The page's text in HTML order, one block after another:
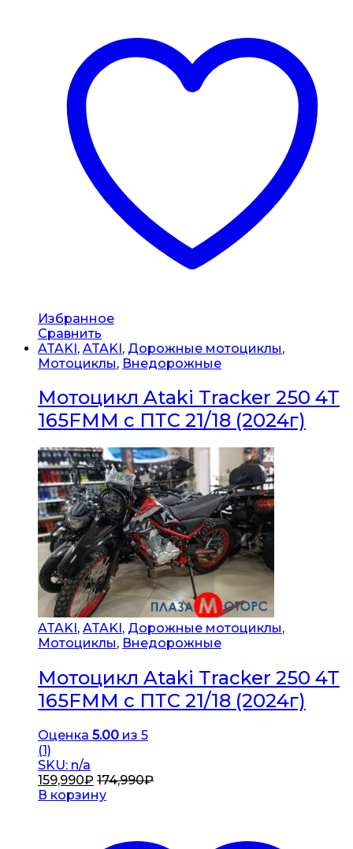
Избранное
Сравнить
ATAKI, ATAKI, Дорожные мотоциклы,
Мотоциклы, Внедорожные
Мотоцикл Ataki Tracker 250 4T
165FMM с ПТС 21/18 (2024г)
ATAKI , ATAKI , Дорожные мотоциклы,
Мотоциклы, Внедорожные
Мотоцикл Ataki Tracker 250 4T
165FMM с ПТС 21/18 (2024г)
Оценка 5.00 из 5
(1)
SKU: n/a
159,990₽ 174,990₽
В корзину